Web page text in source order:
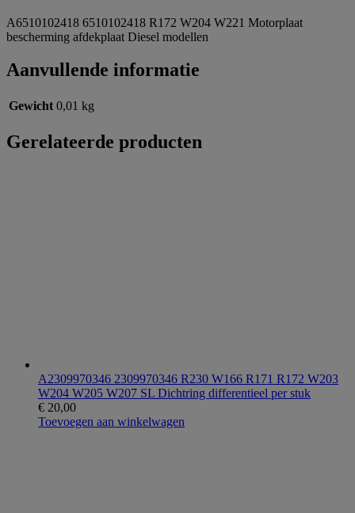
A6510102418 6510102418 R172 W204 W221 Motorplaat
bescherming afdekplaat Diesel modellen
Aanvullende informatie
Gewicht 0,01 kg
Gerelateerde producten
A2309970346 2309970346 R230 W166 R171 R172 W203
W204 W205 W207 SL Dichtring differentieel per stuk
€ 20,00
Toevoegen aan winkelwagen